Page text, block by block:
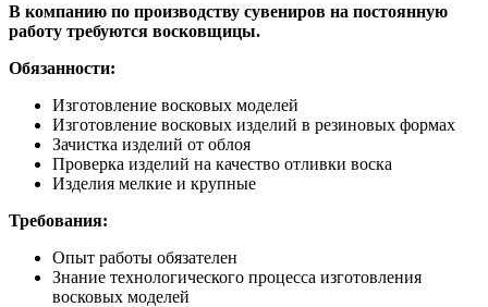
В компанию по производству сувениров на постоянную
работу требуются восковщицы.
Обязанности:
Изготовление восковых моделей
Изготовление восковых изделий в резиновых формах
Зачистка изделий от облоя
Проверка изделий на качество отливки воска
Изделия мелкие и крупные
Требования:
Опыт работы обязателен
Знание технологического процесса изготовления
восковых моделей